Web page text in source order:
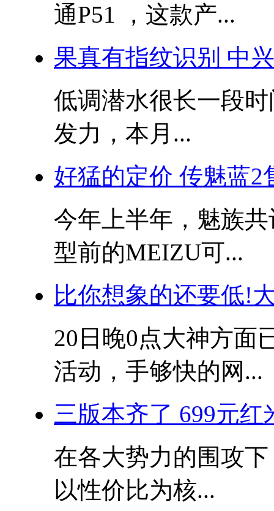
通P51 ，这款产...
果真有指纹识别 中
低调潜水很长一段
发力，本月...
好猛的定价 传魅蓝2
今年上半年，魅族
型前的MEIZU可...
比你想象的还要低!
20日晚0点大神方面
活动，手够快的网...
三版本齐了 699元
在各大势力的围攻
以性价比为核...